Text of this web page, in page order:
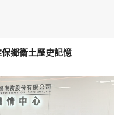
鄉衛土歷史記憶